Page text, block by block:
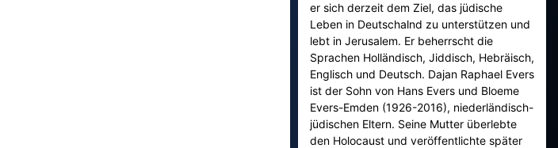
er sich derzeit dem Ziel, das jüdische
Leben in Deutschalnd zu unterstützen und
lebt in Jerusalem. Er beherrscht die
Sprachen Holländisch, Jiddisch, Hebräisch,
Englisch und Deutsch. Dajan Raphael Evers
ist der Sohn von Hans Evers und Bloeme
Evers-Emden (1926-2016), niederländisch-
jüdischen Eltern. Seine Mutter überlebte
den Holocaust und veröffentlichte später